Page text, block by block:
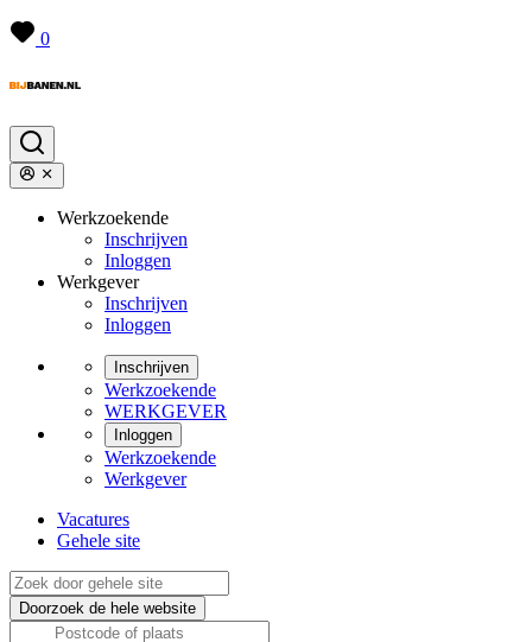
0
Werkzoekende
Inschrijven
Inloggen
Werkgever
Inschrijven
Inloggen
Inschrijven
Werkzoekende
WERKGEVER
Inloggen
Werkzoekende
Werkgever
Vacatures
Gehele site